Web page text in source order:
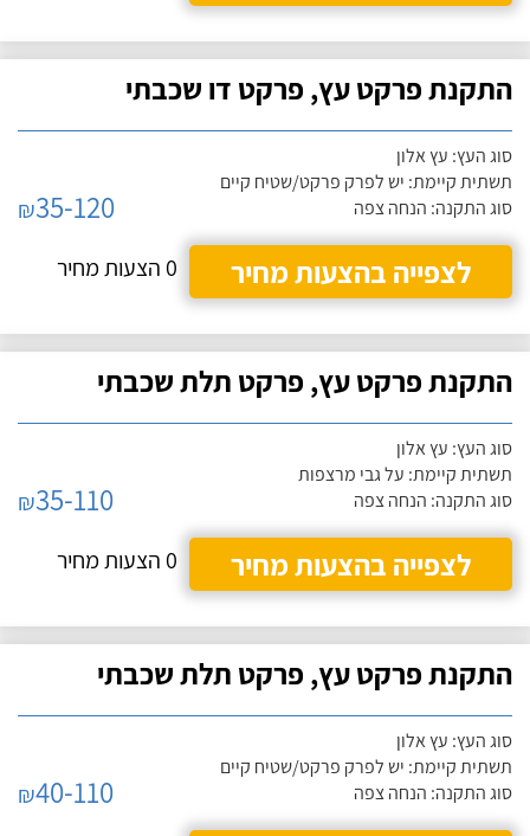
התקנת פרקט עץ, פרקט דו שכבתי
סוג העץ: עץ אלון
תשתית קיימת: יש לפרק פרקט/שטיח קיים
סוג התקנה: הנחה צפה
₪35-120
לצפייה בהצעות מחיר
0 הצעות מחיר
התקנת פרקט עץ, פרקט תלת שכבתי
סוג העץ: עץ אלון
תשתית קיימת: על גבי מרצפות
סוג התקנה: הנחה צפה
₪35-110
לצפייה בהצעות מחיר
0 הצעות מחיר
התקנת פרקט עץ, פרקט תלת שכבתי
סוג העץ: עץ אלון
תשתית קיימת: יש לפרק פרקט/שטיח קיים
סוג התקנה: הנחה צפה
₪40-110